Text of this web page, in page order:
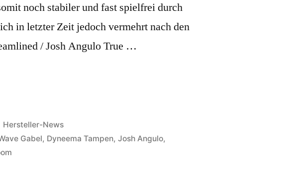
noch stabiler und fast spielfrei durch
in letzter Zeit jedoch vermehrt nach den
/ Josh Angulo True …
Veröffentlicht
in
Hersteller-News
Gabel, Dyneema Tampen,Josh Angulo,